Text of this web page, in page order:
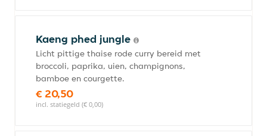
Kaeng phed jungle
Licht pittige thaise rode curry bereid met
broccoli, paprika, uien, champignons,
bamboe en courgette.
€ 20,50
incl. statiegeld (€ 0,00)